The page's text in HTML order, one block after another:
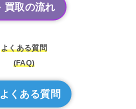
買取の流れ
よくある質問
(FAQ)
よくある質問